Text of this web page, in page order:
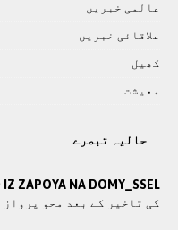
عالمی خبريں
علاقائی خبريں
کھيل
معيشت
حالیہ تبصرے
ZAPOYA NA DOMY_SSEL
کی تاخیر کے بعد محو پرواز